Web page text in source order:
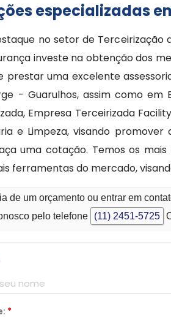
especializadas
no setor de Terceirização
investe na obtenção dos
prestar uma excelente
- Guarulhos, assim como em
Empresa Terceirizada
e Limpeza, visando promover
uma cotação. Temos os mais
ferramentas do mercado,
de um orçamento ou entrar em
pelo telefone
(11) 2451-5725
*